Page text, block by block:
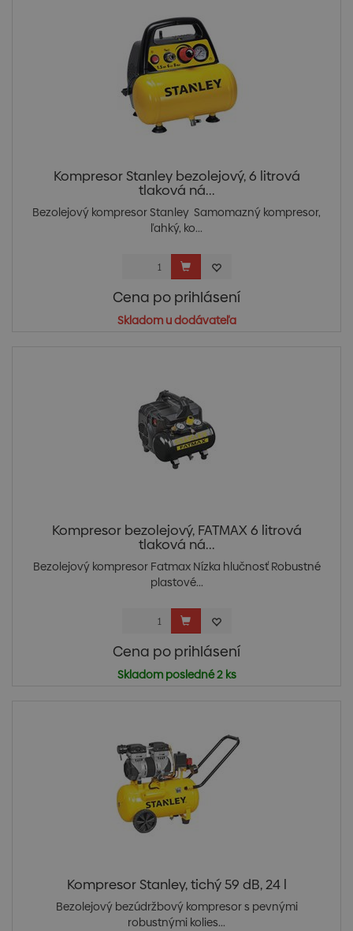
Kompresor Stanley bezolejový, 6 litrová
tlaková ná...
Bezolejový kompresor Stanley Samomazný kompresor,
ľahký, ko...
Cena po prihlásení
Skladom u dodávateľa
Kompresor bezolejový, FATMAX 6 litrová
tlaková ná...
Bezolejový kompresor Fatmax Nízka hlučnosť Robustné
plastové...
Cena po prihlásení
Skladom posledné 2 ks
Kompresor Stanley, tichý 59 dB, 24 l
Bezolejový bezúdržbový kompresor s pevnými
robustnými kolies...